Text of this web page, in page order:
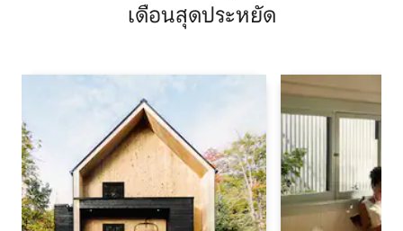
เดือนสุดประหยัด